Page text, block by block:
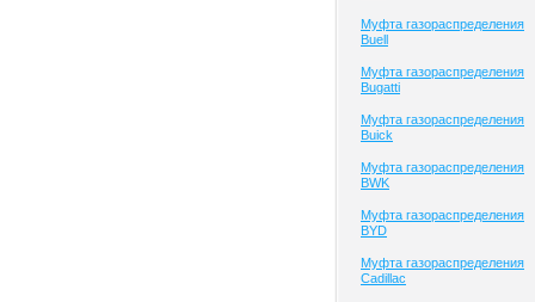
Муфта газораспределения
Buell
Муфта газораспределения
Bugatti
Муфта газораспределения
Buick
Муфта газораспределения
BWK
Муфта газораспределения
BYD
Муфта газораспределения
Cadillac